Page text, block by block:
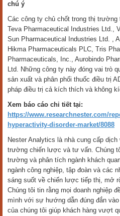
chú ý
Các công ty chủ chốt trong thị trường
Teva Pharmaceutical Industries Ltd.,
Sun Pharmaceutical Industries Ltd. ,
Hikma Pharmaceuticals PLC, Tris
Pharmaceuticals, Inc., Aurobindo
Ltd. Những công ty này đóng vai trò
sản xuất và phân phối thuốc điều trị
pháp điều trị cả kích thích và không
Xem báo cáo chi tiết tại:
https://www.researchnester.com/
hyperactivity-disorder-market/8088
Nester Analytics là nhà cung cấp
trường chiến lược và tư vấn. Chúng
trường và phân tích ngành khách
ngành công nghiệp, tập đoàn và các
sáng suốt về chiến lược tiếp thị, mở
Chúng tôi tin rằng mọi doanh nghiệp
mình với sự hướng dẫn đúng đắn
của chúng tôi giúp khách hàng vượt